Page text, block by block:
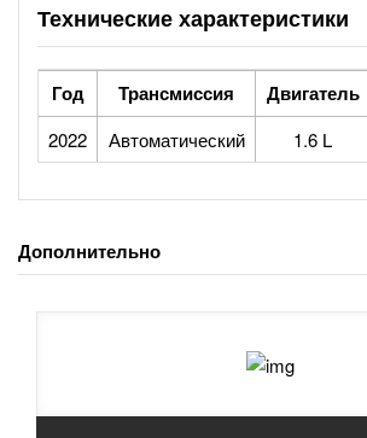
Технические характеристики
Год Трансмиссия Двигатель
2022 Автоматический 1.6 L
Дополнительно